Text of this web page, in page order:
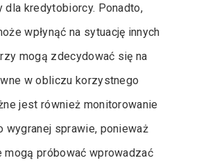
kredytobiorcy. Ponadto,
wpłynąć na sytuację innych
mogą zdecydować się na
w obliczu korzystnego
jest również monitorowanie
wygranej sprawie, ponieważ
mogą próbować wprowadzać